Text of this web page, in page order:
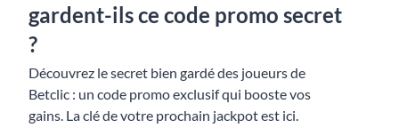
gardent-ils ce code promo secret
?
Découvrez le secret bien gardé des joueurs de
Betclic : un code promo exclusif qui booste vos
gains. La clé de votre prochain jackpot est ici.